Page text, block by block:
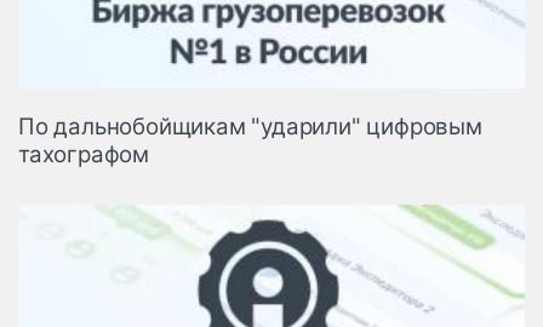
По дальнобойщикам "ударили" цифровым
тахографом